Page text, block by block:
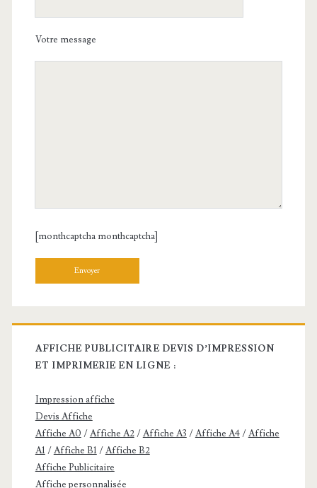
Votre message
[monthcaptcha monthcaptcha]
AFFICHE PUBLICITAIRE DEVIS D’IMPRESSION
ET IMPRIMERIE EN LIGNE :
Impression affiche
Devis Affiche
Affiche A0 /Affiche A2/Affiche A3 /Affiche A4/Affiche
A1 /Affiche B1 /Affiche B2
Affiche Publicitaire
Affiche personnalisée